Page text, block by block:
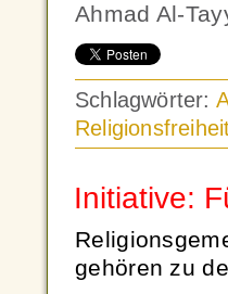
Ahmad Al-
Schlagwörter:
Initiative:
gehören zu